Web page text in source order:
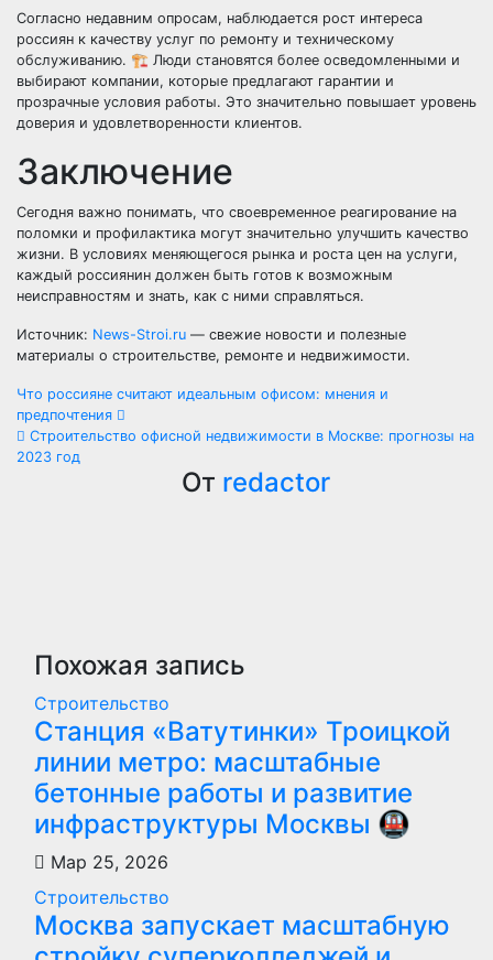
Согласно недавним опросам, наблюдается рост интереса
россиян к качеству услуг по ремонту и техническому
обслуживанию. 🏗️ Люди становятся более осведомленными и
выбирают компании, которые предлагают гарантии и
прозрачные условия работы. Это значительно повышает уровень
доверия и удовлетворенности клиентов.
Заключение
Сегодня важно понимать, что своевременное реагирование на
поломки и профилактика могут значительно улучшить качество
жизни. В условиях меняющегося рынка и роста цен на услуги,
каждый россиянин должен быть готов к возможным
неисправностям и знать, как с ними справляться.
Источник: News-Stroi.ru — свежие новости и полезные
материалы о строительстве, ремонте и недвижимости.
Навигация
по
Что россияне считают идеальным офисом: мнения и
предпочтения
Строительство офисной недвижимости в Москве: прогнозы на
2023 год
От redactor
Похожая запись
Строительство
Станция «Ватутинки» Троицкой
линии метро: масштабные
бетонные работы и развитие
инфраструктуры Москвы 🚇
Мар 25, 2026
Строительство
Москва запускает масштабную